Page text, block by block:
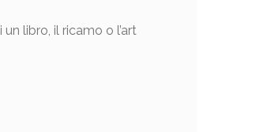
libro, il ricamo o l’art